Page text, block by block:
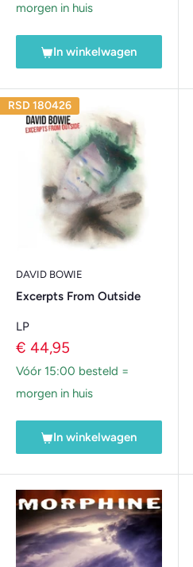
morgen in huis
In winkelwagen
RSD 180426
DAVID BOWIE
Excerpts From Outside
LP
Verkoopprijs
€ 44,95
Vóór 15:00 besteld =
morgen in huis
In winkelwagen